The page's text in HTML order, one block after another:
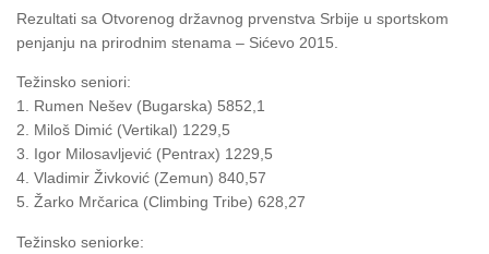
Rezultati sa Otvorenog državnog prvenstva Srbije u sportskom
penjanju na prirodnim stenama – Sićevo 2015.
Težinsko seniori:
1. Rumen Nešev (Bugarska) 5852,1
2. Miloš Dimić (Vertikal) 1229,5
3. Igor Milosavljević (Pentrax) 1229,5
4. Vladimir Živković (Zemun) 840,57
5. Žarko Mrčarica (Climbing Tribe) 628,27
Težinsko seniorke: